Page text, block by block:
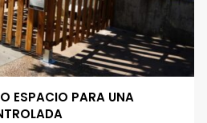
ESPACIO PARA UNA